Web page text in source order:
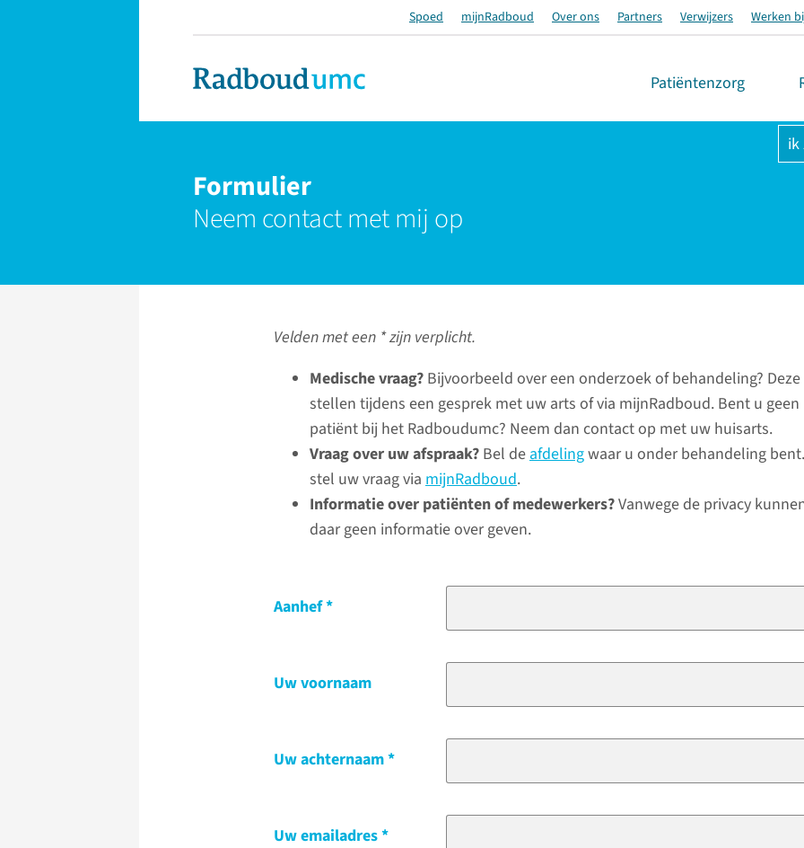
Spoed mijnRadboud Over ons Partners Verwijzers Werken
Patiëntenzorg
ik
Formulier
Neem contact met mij op
Velden met een * zijn verplicht.
Medische vraag? Bijvoorbeeld over een onderzoek of behandeling?
stellen tijdens een gesprek met uw arts of via mijnRadboud. Bent u geen
patiënt bij het Radboudumc? Neem dan contact op met uw huisarts.
Vraag over uw afspraak? Bel deafdelingwaar u onder behandeling
stel uw vraag via mijnRadboud.
Informatie over patiënten of medewerkers?Vanwege de privacy
daar geen informatie over geven.
Aanhef
Uw voornaam
Uw achternaam
Uw emailadres